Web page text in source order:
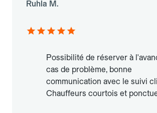
Ruhla M.
Possibilité de réserver à
cas de problème, bonne
communication avec le suivi
Chauffeurs courtois et